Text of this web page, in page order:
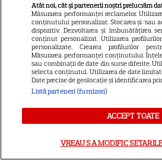
Atât noi, cât și partenerii noștri prelucrăm
Măsurarea performanței reclamelor.
conținutului personalizat. Stocarea și/sau
dispozitiv. Dezvoltarea și îmbunătățirea
conținut personalizat. Utilizarea
personalizate. Crearea profilurilor
Măsurarea performanței conținutului.
sau combinații de date din surse diferite.
selecta conținutul. Utilizarea de date
Date precise de geolocație și identificarea
Listă parteneri (furnizori)
ACCEPT TOATE
VREAU SA MODIFIC